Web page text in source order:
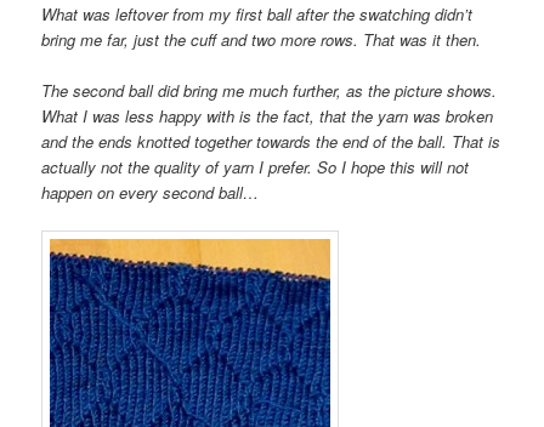
What was leftover from my first ball after the swatching didn’t
bring me far, just the cuff and two more rows. That was it then.
The second ball did bring me much further, as the picture shows.
What I was less happy with is the fact, that the yarn was broken
and the ends knotted together towards the end of the ball. That is
actually not the quality of yarn I prefer. So I hope this will not
happen on every second ball…